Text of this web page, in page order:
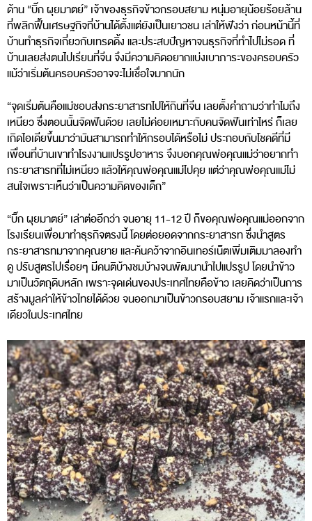
ด้าน “บิ๊ก ผุยมาตย์” เจ้าของธุรกิจข้าวกรอบสยาม หนุ่มอายุน้อยร้อยล้าน
ที่พลิกฟื้นเศรษฐกิจที่บ้านได้ตั้งแต่ยังเป็นเยาวชน เล่าให้ฟังว่า ก่อนหน้านี้ที่
บ้านทำธุรกิจเกี่ยวกับเทรดดิ้ง และประสบปัญหาจนธุรกิจที่ทำไปไม่รอด ที่
บ้านเลยส่งตนไปเรียนที่จีน จึงมีความคิดอยากแบ่งเบาภาระของครอบครัว
แม้ว่าเริ่มต้นครอบครัวอาจจะไม่เชื่อใจมากนัก
“จุดเริ่มต้นคือแม่ชอบส่งกระยาสารทไปให้กินที่จีน เลยตั้งคำถามว่าทำไมถึง
เหนียว ซึ่งตอนนั้นจัดฟันด้วย เลยไม่ค่อยเหมาะกับคนจัดฟันเท่าไหร่ ก็เลย
เกิดไอเดียขึ้นมาว่ามันสามารถทำให้กรอบได้หรือไม่ ประกอบกับโชคดีที่มี
เพื่อนที่บ้านเขาทำโรงงานแปรรูปอาหาร จึงบอกคุณพ่อคุณแม่ว่าอยากทำ
กระยาสารทที่ไม่เหนียว แล้วให้คุณพ่อคุณแม่ไปคุย แต่ว่าคุณพ่อคุณแม่ไม่
สนใจเพราะเห็นว่าเป็นความคิดของเด็ก”
“บิ๊ก ผุยมาตย์” เล่าต่ออีกว่า จนอายุ 11-12 ปี ก็ขอคุณพ่อคุณแม่ออกจาก
โรงเรียนเพื่อมาทำธุรกิจตรงนี้ โดยต่อยอดจากกระยาสารท ซึ่งนำสูตร
กระยาสารทมาจากคุณยาย และค้นคว้าจากอินเทอร์เน็ตเพิ่มเติมมาลองทำ
ดู ปรับสูตรไปเรื่อยๆ มีคนติบ้างชมบ้างจนพัฒนานำไปแปรรูป โดยนำข้าว
มาเป็นวัตถุดิบหลัก เพราะจุดเด่นของประเทศไทยคือข้าว เลยคิดว่าเป็นการ
สร้างมูลค่าให้ข้าวไทยได้ด้วย จนออกมาเป็นข้าวกรอบสยาม เจ้าแรกและเจ้า
เดียวในประเทศไทย